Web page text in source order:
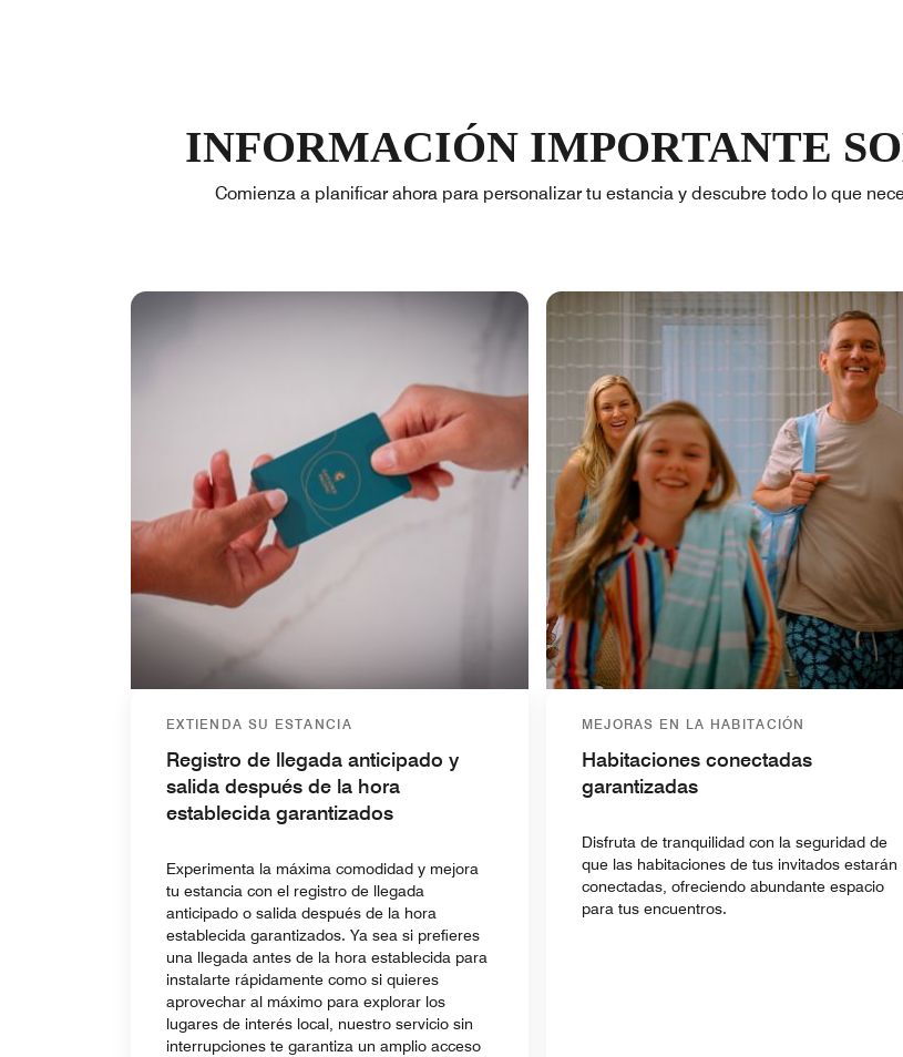
INFORMACIÓN IMPORTANTE
Comienza a planificar ahora para personalizar tu estancia y descubre todo lo que
EXTIENDA SU ESTANCIA
Registro de llegada anticipado y
salida después de la hora
establecida garantizados
Experimenta la máxima comodidad y mejora
tu estancia con el registro de llegada
anticipado o salida después de la hora
establecida garantizados. Ya sea si prefieres
una llegada antes de la hora establecida para
instalarte rápidamente como si quieres
aprovechar al máximo para explorar los
lugares de interés local, nuestro servicio sin
interrupciones te garantiza un amplio acceso
MEJORAS EN LA HABITACIÓN
Habitaciones conectadas
garantizadas
Disfruta de tranquilidad con la seguridad de
que las habitaciones de tus invitados estarán
conectadas, ofreciendo abundante espacio
para tus encuentros.